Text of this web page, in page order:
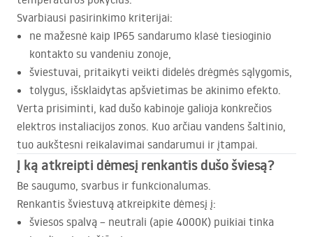
Svarbiausi pasirinkimo kriterijai:
ne mažesnė kaip IP65 sandarumo klasė tiesioginio
kontakto su vandeniu zonoje,
šviestuvai, pritaikyti veikti didelės drėgmės sąlygomis,
tolygus, išsklaidytas apšvietimas be akinimo efekto.
Verta prisiminti, kad dušo kabinoje galioja konkrečios
elektros instaliacijos zonos. Kuo arčiau vandens šaltinio,
tuo aukštesni reikalavimai sandarumui ir įtampai.
Į ką atkreipti dėmesį renkantis dušo šviesą?
Be saugumo, svarbus ir funkcionalumas.
Renkantis šviestuvą atkreipkite dėmesį į:
šviesos spalvą – neutrali (apie 4000K) puikiai tinka